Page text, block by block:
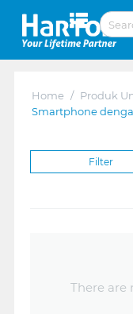
Home / Produk
Smartphone
Filter
There are